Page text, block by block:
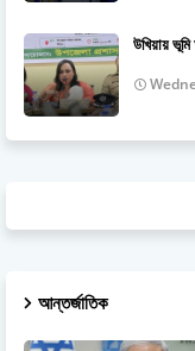
উখিয়ায়
আন্তর্জাতিক